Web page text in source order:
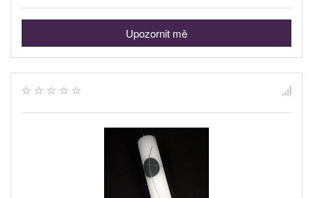
Upozornit mě